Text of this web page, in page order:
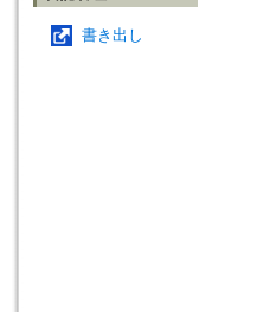
書き出し